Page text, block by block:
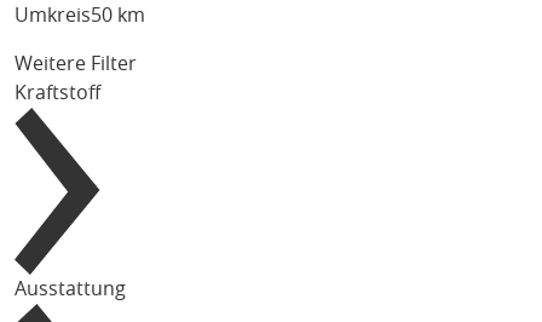
Umkreis50 km
Weitere Filter
Kraftstoff
Ausstattung